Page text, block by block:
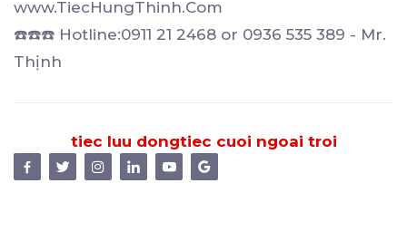
www.TiecHungThinh.Com
☎️☎️☎️ Hotline:0911 21 2468 or 0936 535 389 - Mr.
Thịnh
tiec luu dongtiec cuoi ngoai troi